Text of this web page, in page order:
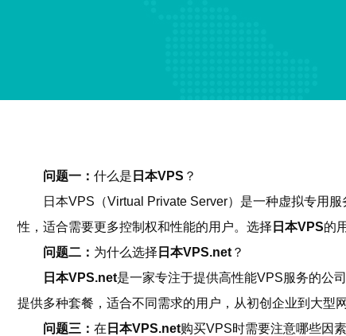
问题一： 什么是 日本VPS ？
日本VPS（Virtual Private Server）是一种虚拟专用
性，适合需要更多控制权和性能的用户。选择 日本VPS的
问题二： 为什么选择 日本VPS.net ？
日本VPS.net是一家专注于提供高性能VPS服务的公
提供多种套餐，适合不同需求的用户，从初创企业到大型
问题三： 在 日本VPS.net购买VPS时需要注意哪些因